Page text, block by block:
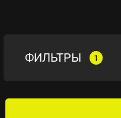
ФИЛЬТРЫ 1